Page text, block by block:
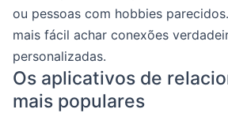
ou pessoas com hobbies
mais fácil achar conexões
personalizadas.
Os aplicativos de
mais populares